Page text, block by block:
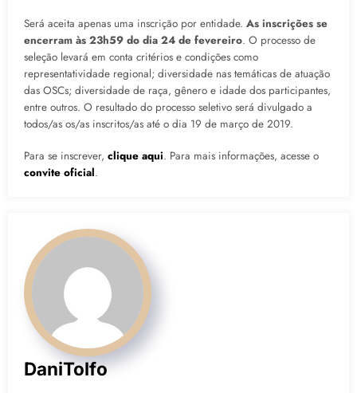
Será aceita apenas uma inscrição por entidade. As inscrições se
encerram às 23h59 do dia 24 de fevereiro. O processo de
seleção levará em conta critérios e condições como
representatividade regional; diversidade nas temáticas de atuação
das OSCs; diversidade de raça, gênero e idade dos participantes,
entre outros. O resultado do processo seletivo será divulgado a
todos/as os/as inscritos/as até o dia 19 de março de 2019.
Para se inscrever, clique aqui. Para mais informações, acesse o
convite oficial.
DaniTolfo